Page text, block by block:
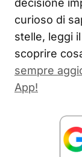
decisione
curioso di
stelle, leggi
scoprire
sempre
App!